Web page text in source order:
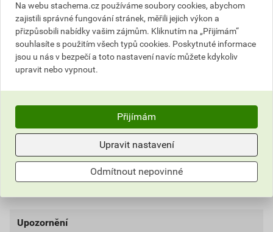
Cena s DPH
389 ,86 Kč za l
194,93 Kčza ks
Cena bez DPH
322,20 Kč za l
161,10 Kč za ks
1 ks / 0,5 lza
(161,10Kčbez DPH).
Číslo položky:1152024740
Katalogový kód: 7H22U
Stachema
Upozornění
Na webu stachema.cz používáme soubory cookies, abychom
zajistili správné fungování stránek, měřili jejich výkon a
přizpůsobili nabídky vašim zájmům. Kliknutím na „Přijímám“
souhlasíte s použitím všech typů cookies. Poskytnuté informace
jsou u nás v bezpečí a toto nastavení navíc můžete kdykoliv
upravit nebo vypnout.
Přijímám
Upravit nastavení
Odmítnout nepovinné